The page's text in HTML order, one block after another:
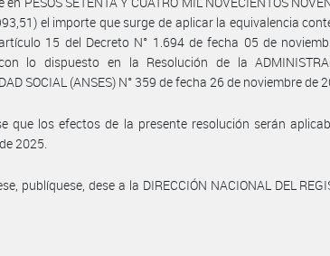
el importe que surge de aplicar la equivalencia
15 del Decreto N° 1.694 de fecha 05 de
lo dispuesto en la Resolución de la
SOCIAL (ANSES) N° 359 de fecha 26 de noviembre de
que los efectos de la presente resolución serán
2025.
publíquese, dese a la DIRECCIÓN NACIONAL DEL